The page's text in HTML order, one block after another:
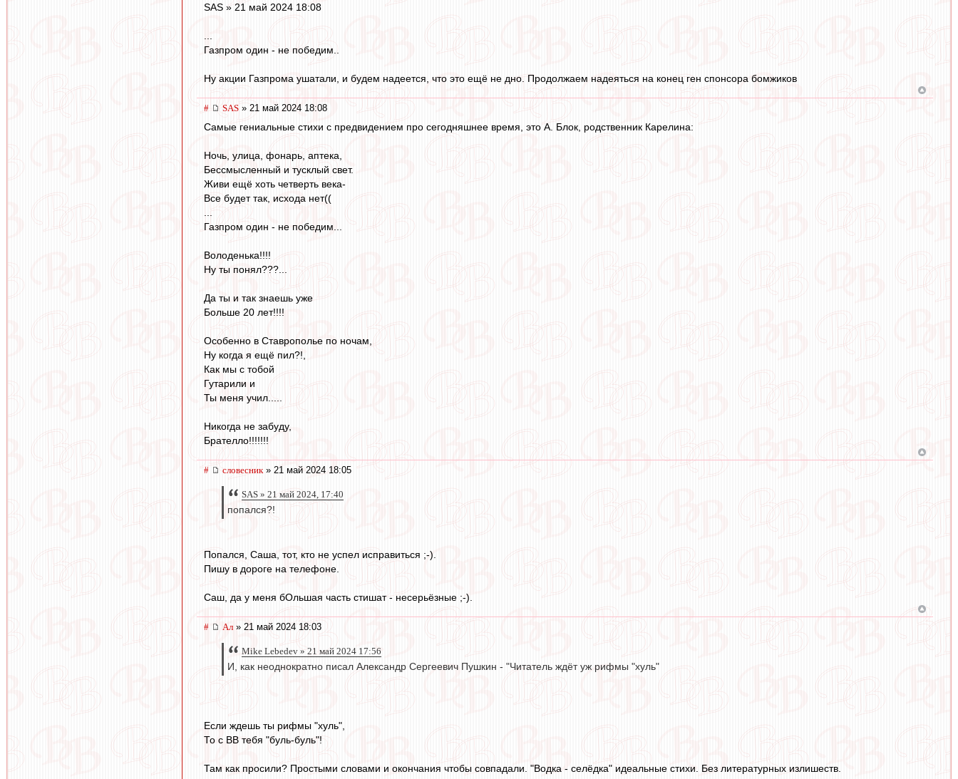
SAS » 21 май 2024 18:08
Газпром один - не победим..
Ну акции Газпрома ушатали, и будем надеется, что это ещё не дно. Продолжаем надеяться на конец ген спонсора бомжиков
# SAS » 21 май 2024 18:08
Самые гениальные стихи с предвидением про сегодняшнее время, это А. Блок, родственник Карелина:
Ночь, улица, фонарь, аптека,
Бессмысленный и тусклый свет.
Живи ещё хоть четверть века-
Все будет так, исхода нет((
Газпром один - не победим...
Володенька!!!!
Ну ты понял???...
Да ты и так знаешь уже
Больше 20 лет!!!!
Особенно в Ставрополье по ночам,
Ну когда я ещё пил?!,
Как мы с тобой
Гутарили и
Ты меня учил.....
Никогда не забуду,
Брателло!!!!!!!
# словесник » 21 май 2024 18:05
SAS » 21 май 2024, 17:40
попался?!
Попался, Саша, тот, кто не успел исправиться ;-).
Пишу в дороге на телефоне.
Саш, да у меня бОльшая часть стишат - несерьёзные ;-).
# Ал » 21 май 2024 18:03
Mike Lebedev » 21 май 2024 17:56
И, как неоднократно писал Александр Сергеевич Пушкин - "Читатель ждёт уж рифмы "хуль"
Если ждешь ты рифмы "хуль",
То с ВВ тебя "буль-буль"!
Там как просили? Простыми словами и окончания чтобы совпадали. "Водка - селёдка" идеальные стихи. Без литературных излишеств.